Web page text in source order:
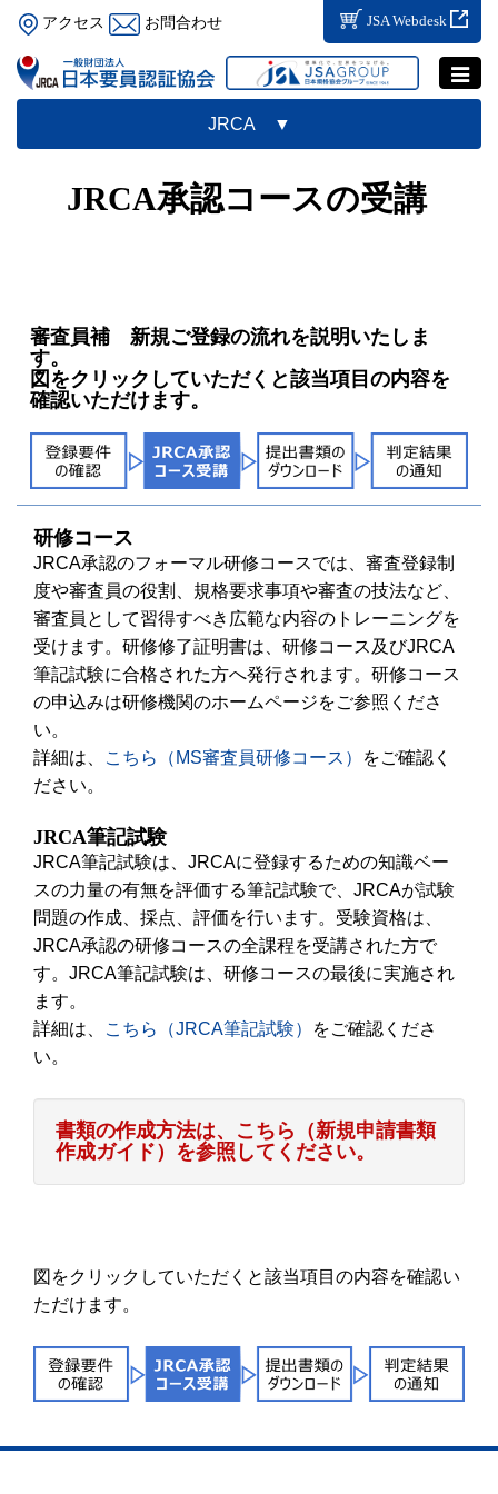
Toggle
アクセス お問合わせ JSA Webdesk
JRCA ▼
JRCA承認コースの受講
審査員補 新規ご登録の流れを説明いたしま
す。
図をクリックしていただくと該当項目の内容を
確認いただけます。
研修コース
JRCA承認のフォーマル研修コースでは、審査登録制
度や審査員の役割、規格要求事項や審査の技法など、
審査員として習得すべき広範な内容のトレーニングを
受けます。研修修了証明書は、研修コース及びJRCA
筆記試験に合格された方へ発行されます。研修コース
の申込みは研修機関のホームページをご参照くださ
い。
詳細は、
こちら（MS審査員研修コース）
をご確認く
ださい。
JRCA筆記試験
JRCA筆記試験は、JRCAに登録するための知識ベー
スの力量の有無を評価する筆記試験で、JRCAが試験
問題の作成、採点、評価を行います。受験資格は、
JRCA承認の研修コースの全課程を受講された方で
す。JRCA筆記試験は、研修コースの最後に実施され
ます。
詳細は、
こちら（JRCA筆記試験）
をご確認くださ
い。
書類の作成方法は、こちら（新規申請書類
作成ガイド）を参照してください。
図をクリックしていただくと該当項目の内容を確認い
ただけます。